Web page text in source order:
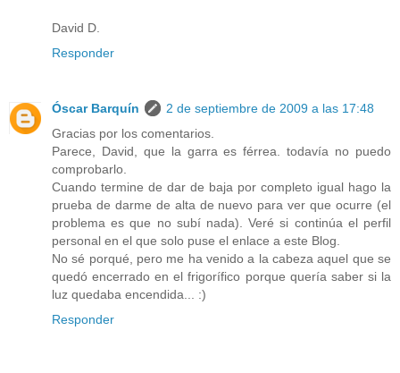
David D.
Responder
Óscar Barquín
2 de septiembre de 2009 a las 17:48
Gracias por los comentarios.
Parece, David, que la garra es férrea. todavía no puedo
comprobarlo.
Cuando termine de dar de baja por completo igual hago la
prueba de darme de alta de nuevo para ver que ocurre (el
problema es que no subí nada). Veré si continúa el perfil
personal en el que solo puse el enlace a este Blog.
No sé porqué, pero me ha venido a la cabeza aquel que se
quedó encerrado en el frigorífico porque quería saber si la
luz quedaba encendida... :)
Responder